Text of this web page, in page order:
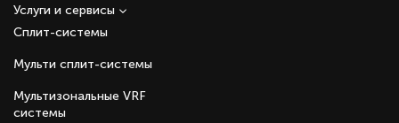
Сплит-системы
Мульти сплит-системы
Мультизональные VRF
системы
Услуги и сервисы